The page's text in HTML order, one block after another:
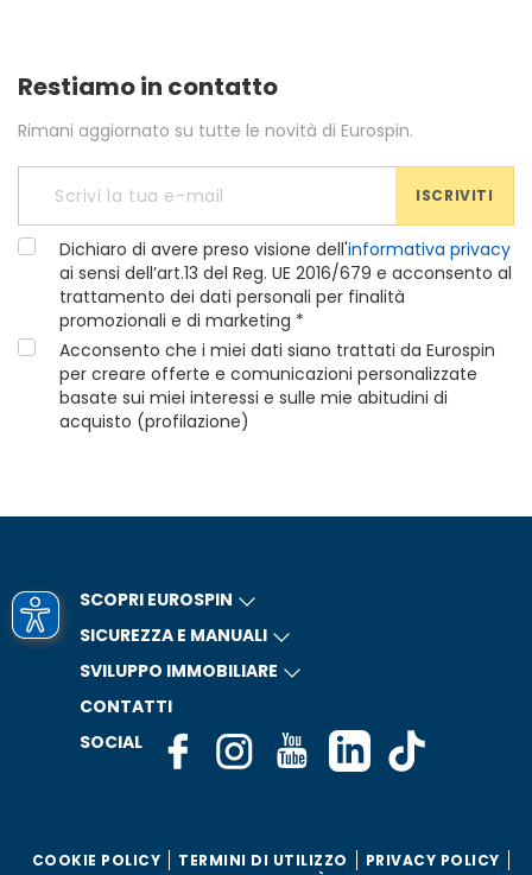
Restiamo in contatto
Rimani aggiornato su tutte le novità di Eurospin.
ISCRIVITI
Dichiaro di avere preso visione dell'informativa privacy
ai sensi dell’art.13 del Reg. UE 2016/679 e acconsento al
trattamento dei dati personali per finalità
promozionali e di marketing *
Acconsento che i miei dati siano trattati da Eurospin
per creare offerte e comunicazioni personalizzate
basate sui miei interessi e sulle mie abitudini di
acquisto (profilazione)
SCOPRI EUROSPIN
SICUREZZA E MANUALI
SVILUPPO IMMOBILIARE
CONTATTI
SOCIAL
COOKIE POLICY TERMINI DI UTILIZZO
PRIVACY POLICY